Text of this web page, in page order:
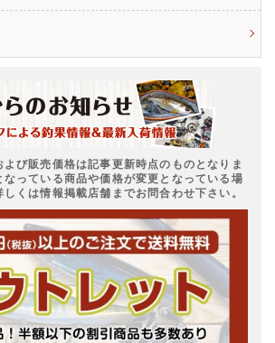
び販売価格は記事更新時点のものとなりま
っている商品や価格が変更となっている場
くは情報掲載店舗までお問合わせ下さい。